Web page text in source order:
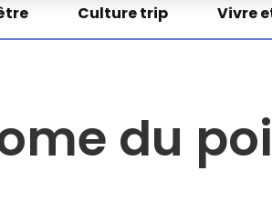
Culture trip Vivre
du